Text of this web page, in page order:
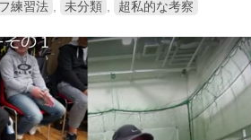
練習法 未分類 超私的な考察